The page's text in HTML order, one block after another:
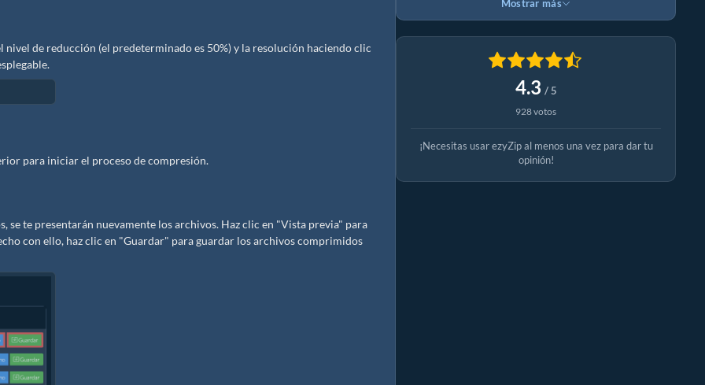
nivel de reducción (el predeterminado es 50%) y la resolución haciendo clic
para iniciar el proceso de compresión.
se te presentarán nuevamente los archivos. Haz clic en "Vista previa" para
con ello, haz clic en "Guardar" para guardar los archivos comprimidos
Mostrar más
4.3 / 5
928 votos
¡Necesitas usar ezyZip al menos una vez para dar tu
opinión!